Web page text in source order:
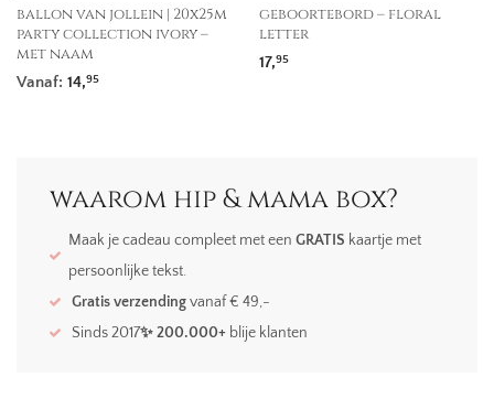
ballon van jollein | 20x25m
party collection ivory –
met naam
Vanaf: 14,95
geboortebord – floral
letter
17,95
waarom hip & mama box?
Maak je cadeau compleet met een GRATIS kaartje met
persoonlijke tekst.
Gratis verzendingvanaf € 49,-
Sinds 2017✨ 200.000+ blije klanten